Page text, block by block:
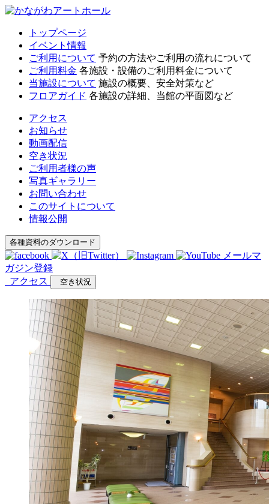
トップページ
イベント情報
ご利用について 予約の方法やご利用の流れについて
ご利用料金 各施設・設備のご利用料金について
当施設について 施設の概要、安全対策など
フロアガイド 各施設の詳細、当館の平面図など
アクセス
お知らせ
動画配信
空き状況
ご利用者様の声
写真ギャラリー
お問い合わせ
このサイトについて
情報公開
各種資料のダウンロード
メールマ
ガジン登録
アクセス
空き状況